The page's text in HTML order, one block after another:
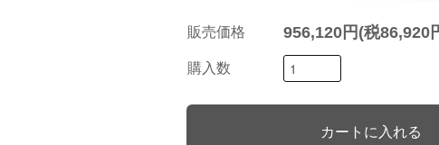
販売価格 956,120円(税86,920
購入数